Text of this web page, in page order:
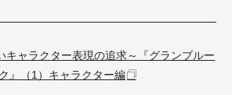
キャラクター表現の追求～『グランブルー
』（1）キャラクター編